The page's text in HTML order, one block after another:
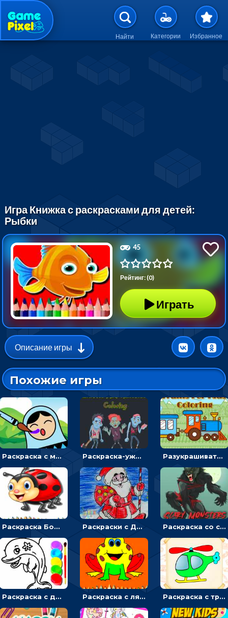
Перейти к основному
Найти Категории Избранное
Игра Книжка с раскрасками для детей:
Рыбки
45
Рейтинг: (0)
Играть
Описание игры
Похожие игры
Раскраска с матрешками для девочек Раскраска-ужастик: разукрась зомби и скелетов Разукрашивать поезда на картинках - раскраска для мальчиков
Раскраска Божья коровка: выбирать цвета и разукрашивать насекомых Раскраски с Дедом Морозом: разрисовывать зимнего волшебника Раскраска со страшилками - для мальчиков
Раскраска с дельфинами: разукрашивать рыб и фотографировать Раскраска с лягушатами: выбирать жабу и красить Раскраска с транспортом для мальчиков